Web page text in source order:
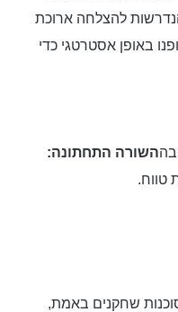
להצלחה ארוכת
באופן אסטרטגי כדי
השורה התחתונה:
טווח.
שחקנים באמת,